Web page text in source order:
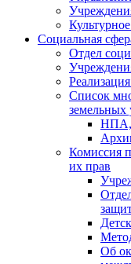
Социальная
Отдел
Список
земельных
НПА,
Комиссия
их прав
Об